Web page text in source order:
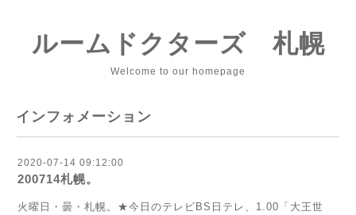
ルームドクターズ 札幌
Welcome to our homepage
インフォメーション
2020-07-14 09:12:00
200714札幌。
火曜日・曇・札幌。★今日のテレビBS日テレ、1.00「大王世